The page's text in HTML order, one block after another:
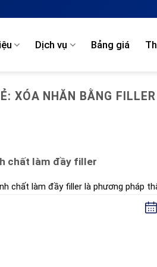
Dịch vụ Bảng giá
XÓA NHĂN BẰNG FILLER
chất làm đầy filler
chất làm đầy filler là phương pháp